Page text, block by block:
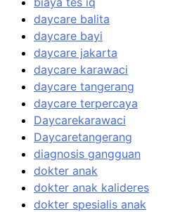
daycare balita
daycare bayi
daycare jakarta
daycare karawaci
daycare tangerang
daycare terpercaya
Daycarekarawaci
Daycaretangerang
diagnosis gangguan
dokter anak
dokter anak kalideres
dokter spesialis anak